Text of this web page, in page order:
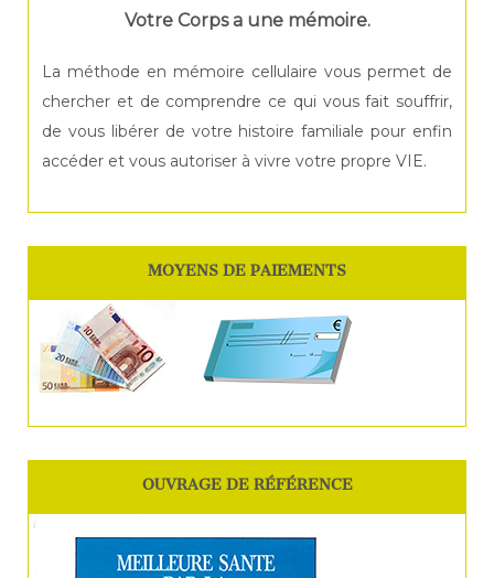
Votre Corps a une mémoire.
La méthode en mémoire cellulaire vous permet de
chercher et de comprendre ce qui vous fait souffrir,
de vous libérer de votre histoire familiale pour enfin
accéder et vous autoriser à vivre votre propre VIE.
MOYENS DE PAIEMENTS
OUVRAGE DE RÉFÉRENCE